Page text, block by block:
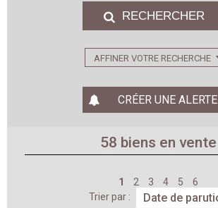
AFFINER VOTRE RECHERCHE
CRÉER UNE ALERTE
58 biens en vente
1 2 3 4 5
6
Trier par :